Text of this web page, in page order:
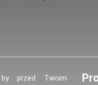
przed Twoim